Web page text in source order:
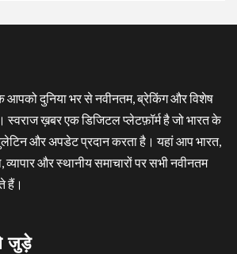
दुनिया भर से नवीनतम, ब्रेकिंग और विशेष
स्वराज ख़बर एक डिजिटल प्लेटफ़ॉर्म है जो भारत के
और अपडेट प्रदान करता है। यहां आप भारत,
और स्थानीय समाचारों पर सभी नवीनतम
हैं।
जुड़े